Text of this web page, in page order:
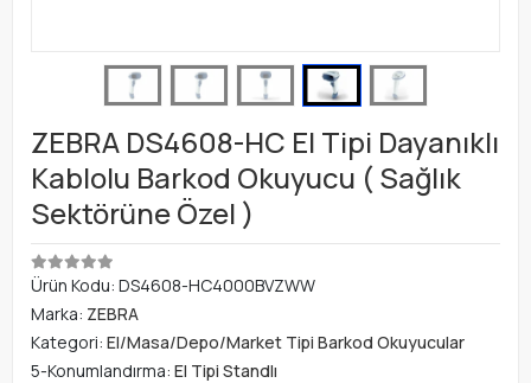
ZEBRA DS4608-HC El Tipi Dayanıklı
Kablolu Barkod Okuyucu ( Sağlık
Sektörüne Özel )
Ürün Kodu: DS4608-HC4000BVZWW
Marka: ZEBRA
Kategori: El/Masa/Depo/Market Tipi Barkod Okuyucular
5-Konumlandırma: El Tipi Standlı